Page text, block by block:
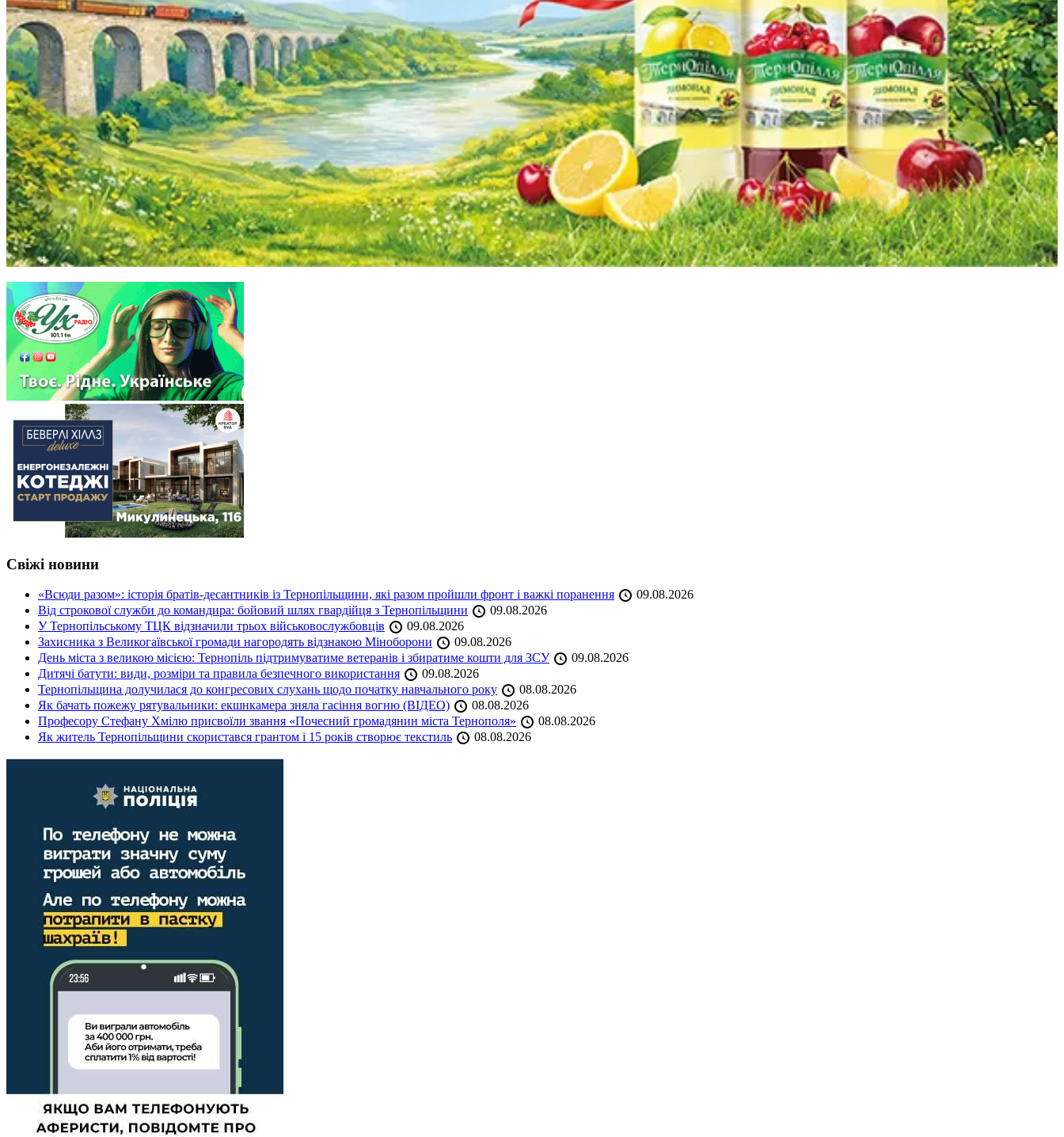
Свіжі новини
«Всюди разом»: історія братів-десантників із Тернопільщини, які разом пройшли фронт і важкі поранення
09.08.2026
Від строкової служби до командира: бойовий шлях гвардійця з Тернопільщини
09.08.2026
У Тернопільському ТЦК відзначили трьох військовослужбовців
09.08.2026
Захисника з Великогаївської громади нагородять відзнакою Міноборони
09.08.2026
День міста з великою місією: Тернопіль підтримуватиме ветеранів і збиратиме кошти для ЗСУ
09.08.2026
Дитячі батути: види, розміри та правила безпечного використання
09.08.2026
Тернопільщина долучилася до конгресових слухань щодо початку навчального року
08.08.2026
Як бачать пожежу рятувальники: екшнкамера зняла гасіння вогню (ВІДЕО)
08.08.2026
Професору Стефану Хмілю присвоїли звання «Почесний громадянин міста Тернополя»
08.08.2026
Як житель Тернопільщини скористався грантом і 15 років створює текстиль
08.08.2026